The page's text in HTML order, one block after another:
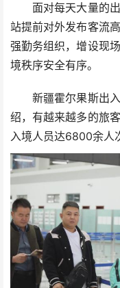
面对每天大量的出
站提前对外发布客流
强勤务组织，增设现
境秩序安全有序。
新疆霍尔果斯出入
绍，有越来越多的旅
入境人员达6800余人